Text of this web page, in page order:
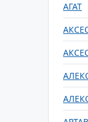
АГАТ